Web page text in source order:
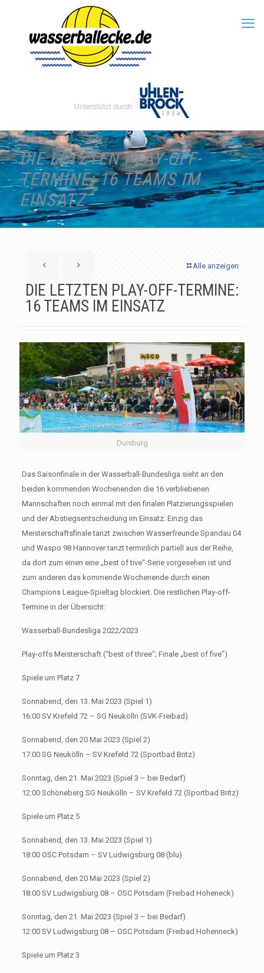
DIE LETZTEN PLAY-OFF-
TERMINE: 16 TEAMS IM
EINSATZ
Alle anzeigen
DIE LETZTEN PLAY-OFF-TERMINE:
16 TEAMS IM EINSATZ
Duisburg
Das Saisonfinale in der Wasserball-Bundesliga sieht an den
beiden kommenden Wochenenden die 16 verbliebenen
Mannschaften noch einmal mit den finalen Platzierungsspielen
und der Abstiegsentscheidung im Einsatz. Einzig das
Meisterschaftsfinale tanzt zwischen Wasserfreunde Spandau 04
und Waspo 98 Hannover tanzt terminlich partiell aus der Reihe,
da dort zum einen eine „best of tive“-Serie vorgesehen ist und
zum anderen das kommende Wochenende durch einen
Champions League-Spieltag blockiert. Die restlichen Play-off-
Termine in der Übersicht:
Wasserball-Bundesliga 2022/2023
Play-offs Meisterschaft (“best of three“; Finale „best of five”)
Spiele um Platz 7
Sonnabend, den 13. Mai 2023 (Spiel 1)
16:00 SV Krefeld 72 – SG Neukölln (SVK-Freibad)
Sonnabend, den 20 Mai 2023 (Spiel 2)
17:00 SG Neukölln – SV Krefeld 72 (Sportbad Britz)
Sonntag, den 21. Mai 2023 (Spiel 3 – bei Bedarf)
12:00 Schöneberg SG Neukölln – SV Krefeld 72 (Sportbad Britz)
Spiele um Platz 5
Sonnabend, den 13. Mai 2023 (Spiel 1)
18:00 OSC Potsdam – SV Ludwigsburg 08 (blu)
Sonnabend, den 20 Mai 2023 (Spiel 2)
18:00 SV Ludwigsburg 08 – OSC Potsdam (Freibad Hoheneck)
Sonntag, den 21. Mai 2023 (Spiel 3 – bei Bedarf)
12:00 SV Ludwigsburg 08 – OSC Potsdam (Freibad Hohenneck)
Spiele um Platz 3